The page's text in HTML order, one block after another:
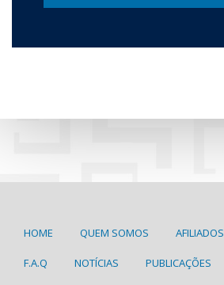
HOME QUEM SOMOS AFILIADOS
F.A.Q NOTÍCIAS PUBLICAÇÕES